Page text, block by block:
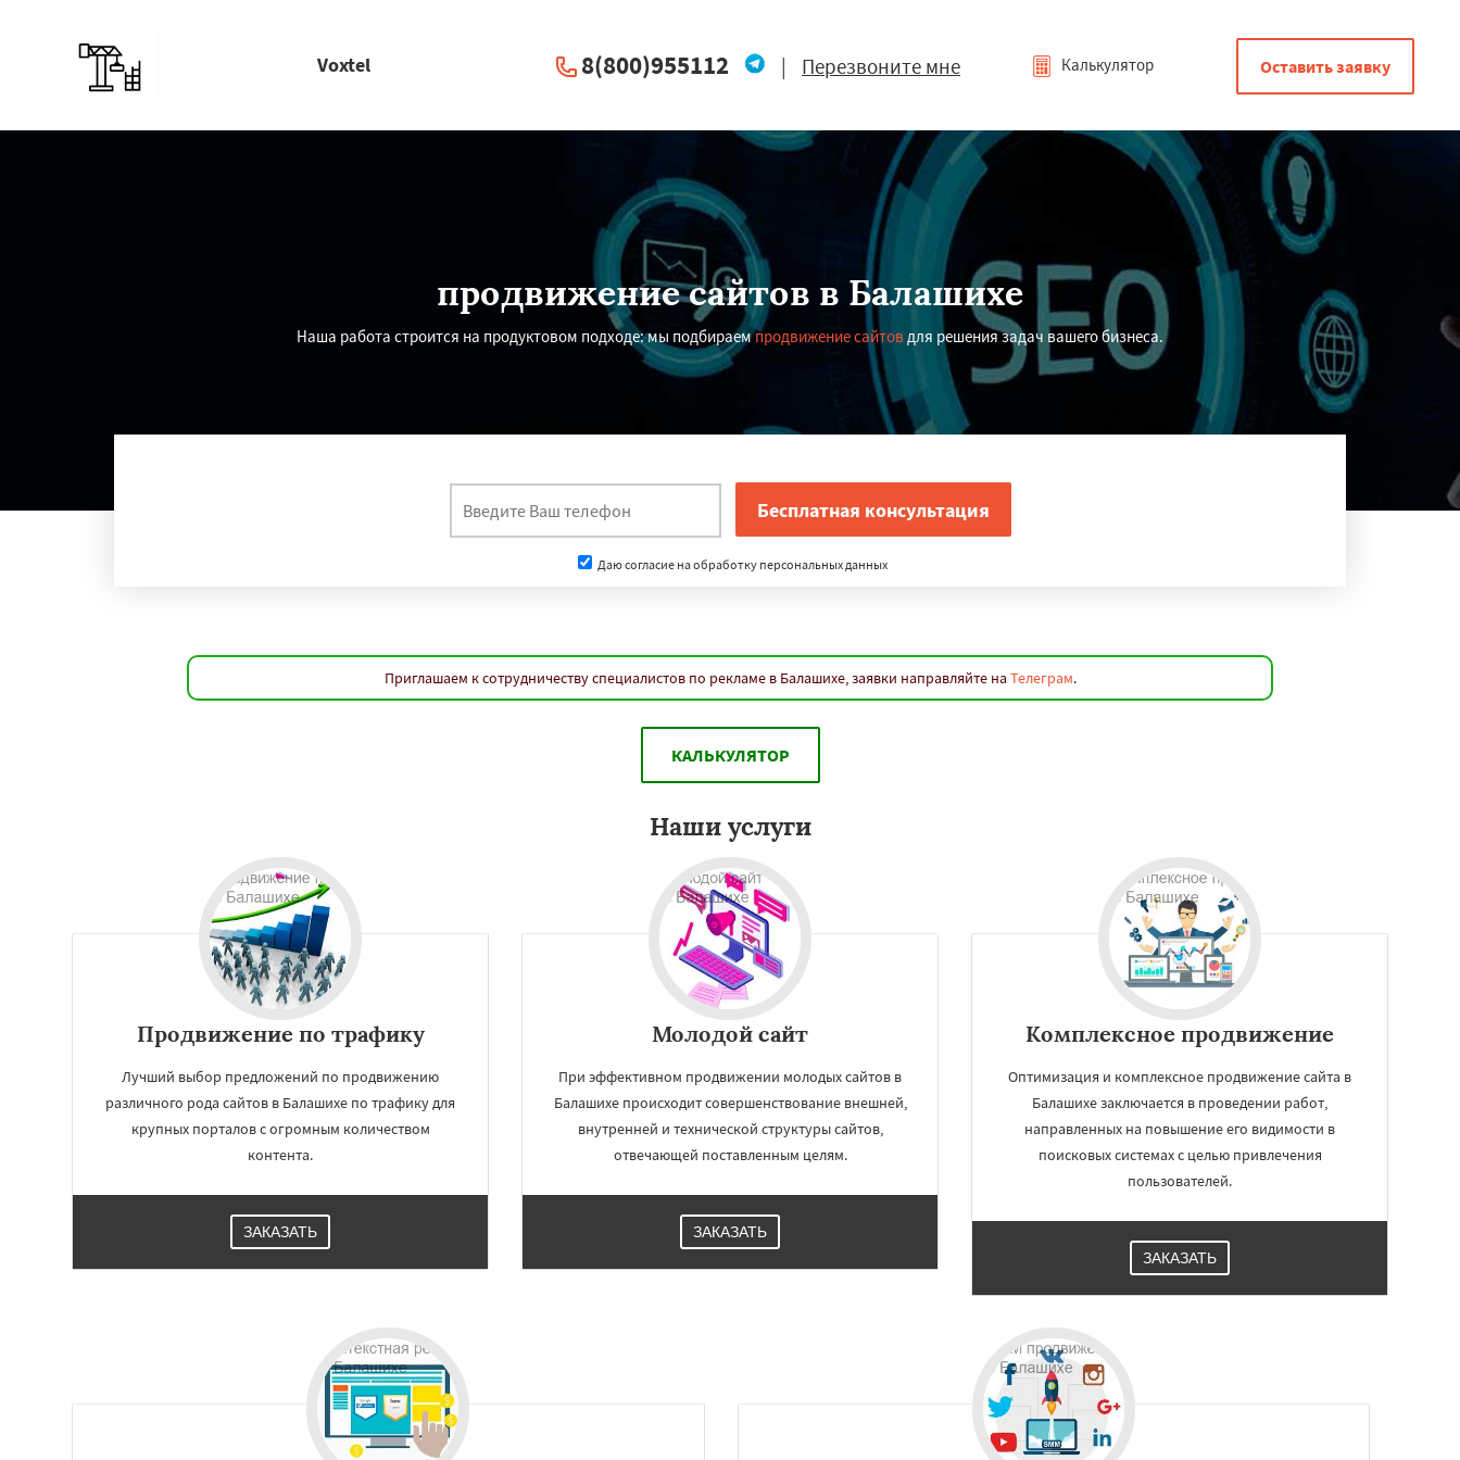
Voxtel 8(800)955112 | Перезвоните мне Калькулятор Оставить заявку
продвижение сайтов в Балашихе
Наша работа строится на продуктовом подходе: мы подбираемпродвижение сайтов для решения задач вашего бизнеса.
Даю согласие на обработку персональных данных
Приглашаем к сотрудничеству специалистов по рекламе в Балашихе, заявки направляйте на Телеграм.
КАЛЬКУЛЯТОР
Наши услуги
Продвижение по трафику
Лучший выбор предложений по продвижению
различного рода сайтов в Балашихе по трафику для
крупных порталов с огромным количеством
контента.
ЗАКАЗАТЬ
Молодой сайт
При эффективном продвижении молодых сайтов в
Балашихе происходит совершенствование внешней,
внутренней и технической структуры сайтов,
отвечающей поставленным целям.
ЗАКАЗАТЬ
Комплексное продвижение
Оптимизация и комплексное продвижение сайта в
Балашихе заключается в проведении работ,
направленных на повышение его видимости в
поисковых системах с целью привлечения
пользователей.
ЗАКАЗАТЬ